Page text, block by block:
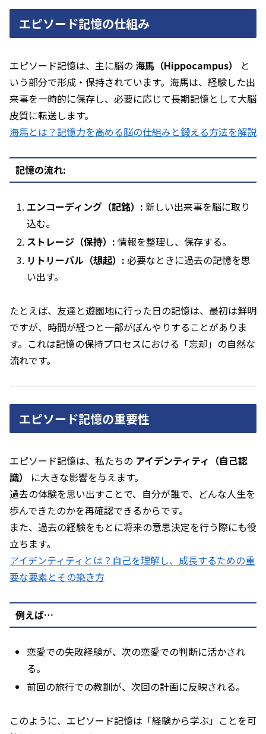
エピソード記憶の仕組み
エピソード記憶は、主に脳の 海馬（Hippocampus）
と
いう部分で形成・保持されています。海馬は、経験した出
来事を一時的に保存し、必要に応じて長期記憶として大脳
皮質に転送します。
海馬とは？記憶力を高める脳の仕組みと鍛える方法を解説
記憶の流れ:
エンコーディング（記銘）: 新しい出来事を脳に取り
込む。
ストレージ（保持）: 情報を整理し、保存する。
リトリーバル（想起）: 必要なときに過去の記憶を思
い出す。
たとえば、友達と遊園地に行った日の記憶は、最初は鮮明
ですが、時間が経つと一部がぼんやりすることがありま
す。これは記憶の保持プロセスにおける「忘却」の自然な
流れです。
エピソード記憶の重要性
エピソード記憶は、私たちの アイデンティティ（自己認
識）
に大きな影響を与えます。
過去の体験を思い出すことで、自分が誰で、どんな人生を
歩んできたのかを再確認できるからです。
また、過去の経験をもとに将来の意思決定を行う際にも役
立ちます。
アイデンティティとは？自己を理解し、成長するための重
要な要素とその築き方
例えば…
恋愛での失敗経験が、次の恋愛での判断に活かされ
る。
前回の旅行での教訓が、次回の計画に反映される。
このように、エピソード記憶は「経験から学ぶ」ことを可